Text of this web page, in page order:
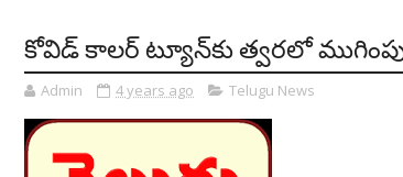
కోవిడ్ కాలర్ ట్యూన్‌కు త్వరలో
Admin 4 years ago Telugu News